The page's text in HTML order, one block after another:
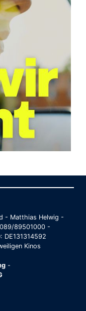
- Matthias Helwig -
89501000 -
DE131314592
Kinos
-